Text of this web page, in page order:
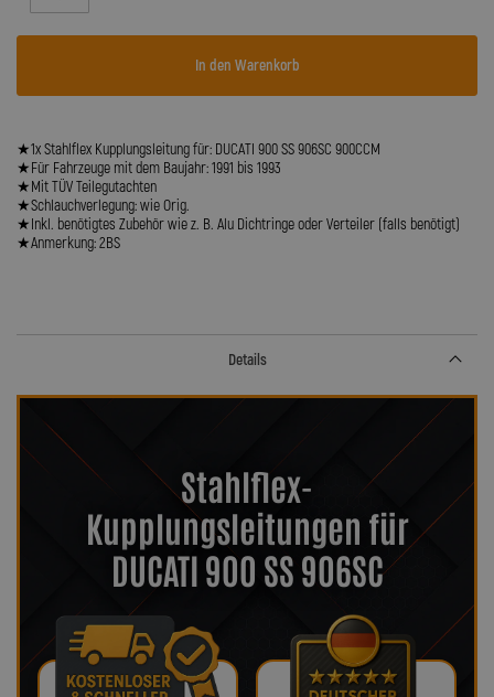
In den Warenkorb
★1x Stahlflex Kupplungsleitung für: DUCATI 900 SS 906SC 900CCM
★Für Fahrzeuge mit dem Baujahr: 1991 bis 1993
★Mit TÜV Teilegutachten
★Schlauchverlegung: wie Orig.
★Inkl. benötigtes Zubehör wie z. B. Alu Dichtringe oder Verteiler (falls benötigt)
★Anmerkung: 2BS
Details
Stahlflex-
Kupplungsleitungen für
DUCATI 900 SS 906SC